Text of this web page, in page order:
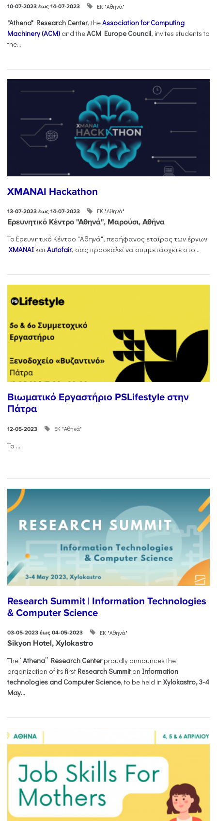
10-07-2023 έως 14-07-2023 ΕΚ "Αθηνά"
"Athena" Research Center, theAssociation for Computing
Machinery (ACM) and theACM Europe Council, invites students to
the...
XMANAI Hackathon
13-07-2023 έως 14-07-2023 ΕΚ "Αθηνά"
Ερευνητικό Κέντρο "Αθηνά", Μαρούσι, Αθήνα
Το Ερευνητικό Κέντρο "Αθηνά", περήφανος εταίρος των έργων
XMANAI καιAutofair, σας προσκαλεί να συμμετάσχετε στο...
Βιωματικό Εργαστήριο PSLifestyle στην
Πάτρα
12-05-2023 ΕΚ "Αθηνά"
Το ...
Research Summit | Information Technologies
& Computer Science
03-05-2023 έως 04-05-2023 ΕΚ "Αθηνά"
Sikyon Hotel, Xylokastro
The “Athena” Research Centerproudly announces the
organization of its first Research Summiton Information
technologies and Computer Science, to be held in Xylokastro, 3-4
May...